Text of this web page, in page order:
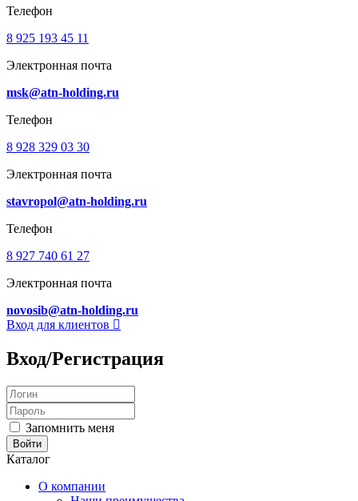
Телефон
8 925 193 45 11
Электронная почта
msk@atn-holding.ru
Телефон
8 928 329 03 30
Электронная почта
stavropol@atn-holding.ru
Телефон
8 927 740 61 27
Электронная почта
novosib@atn-holding.ru
Вход для клиентов
Вход/Регистрация
Запомнить меня
Каталог
О компании